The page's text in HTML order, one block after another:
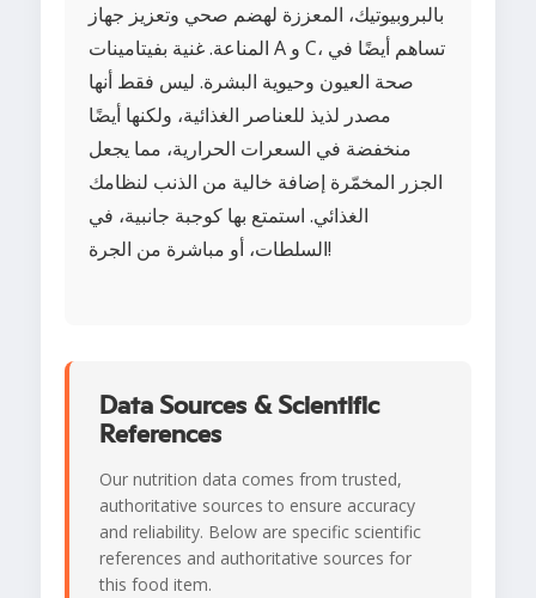
بالبروبيوتيك، المعززة لهضم صحي وتعزيز جهاز
المناعة. غنية بفيتامينات A و C، تساهم أيضًا في
صحة العيون وحيوية البشرة. ليس فقط أنها
مصدر لذيذ للعناصر الغذائية، ولكنها أيضًا
منخفضة في السعرات الحرارية، مما يجعل
الجزر المخمّرة إضافة خالية من الذنب لنظامك
الغذائي. استمتع بها كوجبة جانبية، في
السلطات، أو مباشرة من الجرة!
Data Sources & Scientific
References
Our nutrition data comes from trusted,
authoritative sources to ensure accuracy
and reliability. Below are specific scientific
references and authoritative sources for
this food item.